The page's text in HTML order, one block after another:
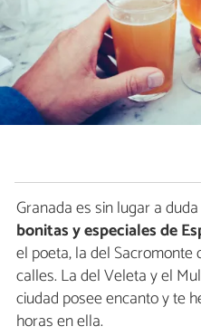
Granada es sin lugar a
bonitas y especiales de
el poeta, la del
calles. La del Veleta y el
ciudad posee encanto y te
horas en ella.